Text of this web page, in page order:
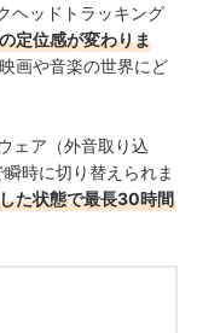
ヘッドトラッキング
定位感が変わりま
画や音楽の世界にど
ェア（外音取り込
時に切り替えられま
た状態で最長30時間